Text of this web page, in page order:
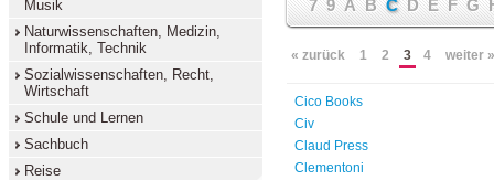
7 9 A B C D E F G
« zurück 1 2 3 4 weiter »
Cico Books
Civ
Claud Press
Clementoni
Musik
Naturwissenschaften, Medizin,
Informatik, Technik
Sozialwissenschaften, Recht,
Wirtschaft
Schule und Lernen
Sachbuch
Reise